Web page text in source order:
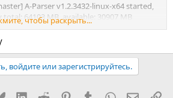
A-Parser v1.2.3432-linux-x64 started,
64103 MB, available: 30907 MB
starting task #296254 threads: 20
loading before not loaded iterator
Received SIGTERM, exiting...
AnyEvent::Handle uncaught error:
line 22.
line 22.
чтобы раскрыть...
войдите или зарегистрируйтесь.